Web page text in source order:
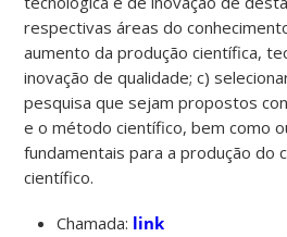
respectivas áreas do
aumento da produção científica,
inovação de qualidade; c)
pesquisa que sejam propostos
e o método científico, bem como
fundamentais para a produção do
científico.
Chamada: link